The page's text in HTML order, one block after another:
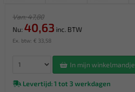
Van: 47,80
Nu: 40,63 inc. BTW
Ex. btw: € 33,58
In mijn winkelmandje
Levertijd: 1 tot 3 werkdagen